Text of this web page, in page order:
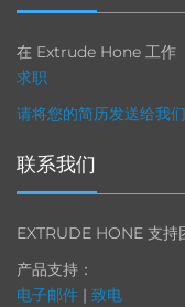
在 Extrude Hone 工作
求职
请将您的简历发送给我们
联系我们
EXTRUDE HONE 支持
产品支持：
电子邮件 | 致电